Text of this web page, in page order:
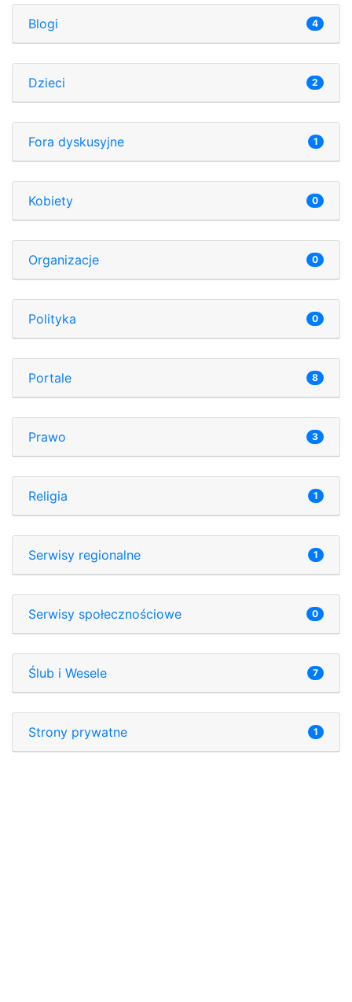
Blogi 4
Dzieci 2
Fora dyskusyjne 1
Kobiety 0
Organizacje 0
Polityka 0
Portale 8
Prawo 3
Religia 1
Serwisy regionalne 1
Serwisy społecznościowe 0
Ślub i Wesele 7
Strony prywatne 1